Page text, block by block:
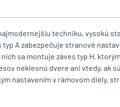
techniku, vysokú
A zabezpečuje stranové
sa montuje záves typ H,
neklesnú dvere ani vtedy, ak
nastavením v rámovom diely,